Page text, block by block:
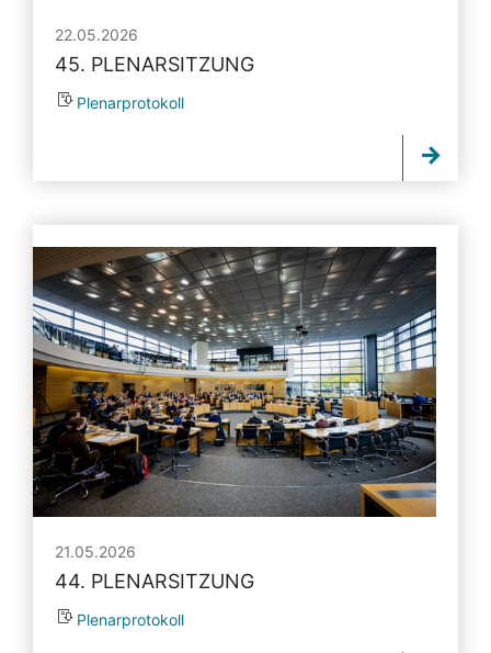
22.05.2026
45. PLENARSITZUNG
Plenarprotokoll
21.05.2026
44. PLENARSITZUNG
Plenarprotokoll